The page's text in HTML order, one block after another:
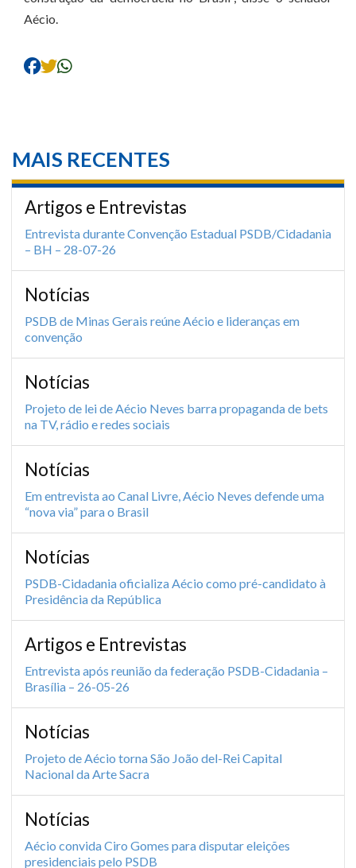
Aécio.
MAIS RECENTES
Artigos e Entrevistas
Entrevista durante Convenção Estadual PSDB/Cidadania
– BH – 28-07-26
Notícias
PSDB de Minas Gerais reúne Aécio e lideranças em
convenção
Notícias
Projeto de lei de Aécio Neves barra propaganda de bets
na TV, rádio e redes sociais
Notícias
Em entrevista ao Canal Livre, Aécio Neves defende uma
“nova via” para o Brasil
Notícias
PSDB-Cidadania oficializa Aécio como pré-candidato à
Presidência da República
Artigos e Entrevistas
Entrevista após reunião da federação PSDB-Cidadania –
Brasília – 26-05-26
Notícias
Projeto de Aécio torna São João del-Rei Capital
Nacional da Arte Sacra
Notícias
Aécio convida Ciro Gomes para disputar eleições
presidenciais pelo PSDB